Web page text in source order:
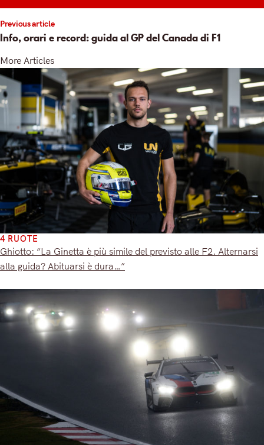
Previous article
Info, orari e record: guida al GP del Canada di F1
More Articles
4 RUOTE
Ghiotto: “La Ginetta è più simile del previsto alle F2. Alternarsi
alla guida? Abituarsi è dura…”